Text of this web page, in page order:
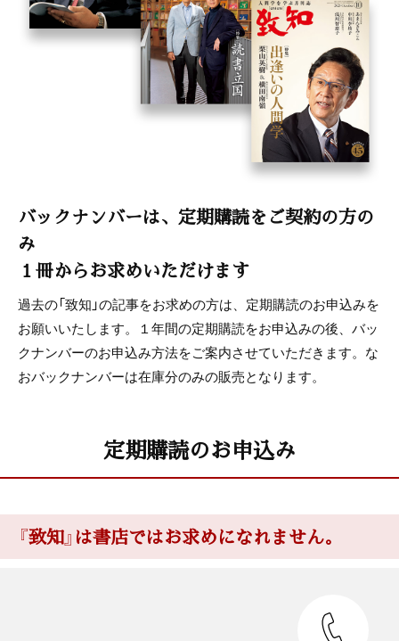
バックナンバーは、定期購読をご契約の方の
み
１冊からお求めいただけます
過去の「致知」の記事をお求めの方は、定期購読のお申込みを
お願いいたします。１年間の定期購読をお申込みの後、バッ
クナンバーのお申込み方法をご案内させていただきます。な
おバックナンバーは在庫分のみの販売となります。
定期購読のお申込み
『致知』は書店ではお求めになれません。